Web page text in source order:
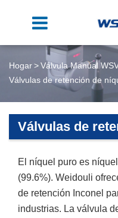
Hogar Válvula Manual
Válvulas de retención de
Válvulas de
El níquel puro es
(99.6%). Weidouli
de retención Inconel
industrias. La válvula